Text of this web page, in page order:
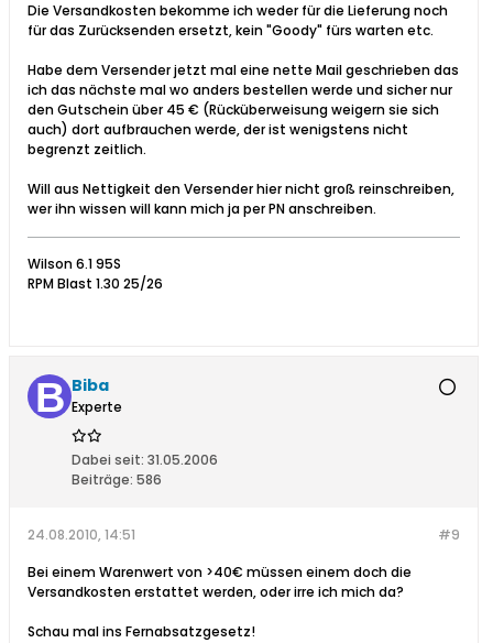
Die Versandkosten bekomme ich weder für die Lieferung noch
für das Zurücksenden ersetzt, kein "Goody" fürs warten etc.
Habe dem Versender jetzt mal eine nette Mail geschrieben das
ich das nächste mal wo anders bestellen werde und sicher nur
den Gutschein über 45 € (Rücküberweisung weigern sie sich
auch) dort aufbrauchen werde, der ist wenigstens nicht
begrenzt zeitlich.
Will aus Nettigkeit den Versender hier nicht groß reinschreiben,
wer ihn wissen will kann mich ja per PN anschreiben.
Wilson 6.1 95S
RPM Blast 1.30 25/26
Biba
Experte
Dabei seit: 31.05.2006
Beiträge: 586
#9
24.08.2010, 14:51
Bei einem Warenwert von >40€ müssen einem doch die
Versandkosten erstattet werden, oder irre ich mich da?
Schau mal ins Fernabsatzgesetz!